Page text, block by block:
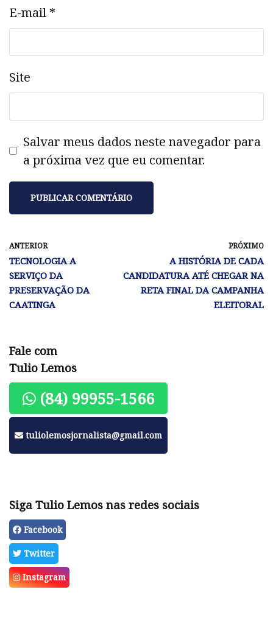
E-mail *
Site
Salvar meus dados neste navegador para
a próxima vez que eu comentar.
ANTERIOR
TECNOLOGIA A
SERVIÇO DA
PRESERVAÇÃO DA
CAATINGA
PRÓXIMO
A HISTÓRIA DE CADA
CANDIDATURA ATÉ CHEGAR NA
RETA FINAL DA CAMPANHA
ELEITORAL
Fale com
Tulio Lemos
(84) 99955-1566
tuliolemosjornalista@gmail.com
Siga Tulio Lemos nas redes sociais
Facebook
Twitter
Instagram